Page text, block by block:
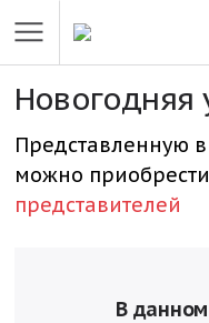
Новогодняя
Представленную в
можно
представителей
В